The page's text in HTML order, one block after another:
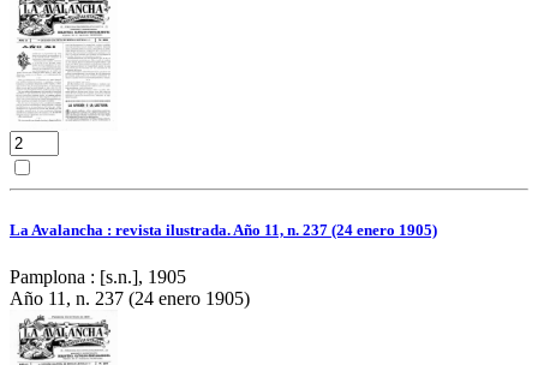
La Avalancha : revista ilustrada. Año 11, n. 237 (24 enero 1905)
Pamplona : [s.n.], 1905
Año 11, n. 237 (24 enero 1905)